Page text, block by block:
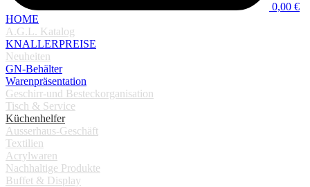
0,00 €
HOME
A.G.L. Katalog
KNALLERPREISE
Neuheiten
GN-Behälter
Warenpräsentation
Geschirr-und Besteckorganisation
Tisch & Service
Küchenhelfer
Ausserhaus-Geschäft
Textilien
Acrylwaren
Nachhaltige Produkte
Buffet & Display